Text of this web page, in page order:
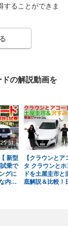
することができま
の解説動画を
新型
乗で
グに
内
【クラウンと
タ クラウンと
ドを土屋圭市
底解説＆比較！